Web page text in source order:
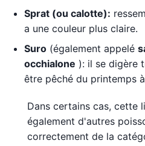
Sprat (ou calotte):
a une couleur plus claire.
Suro (également appelé
occhialone ): il se digère
être pêché du printemps
Dans certains cas, cette
également d'autres
correctement de la